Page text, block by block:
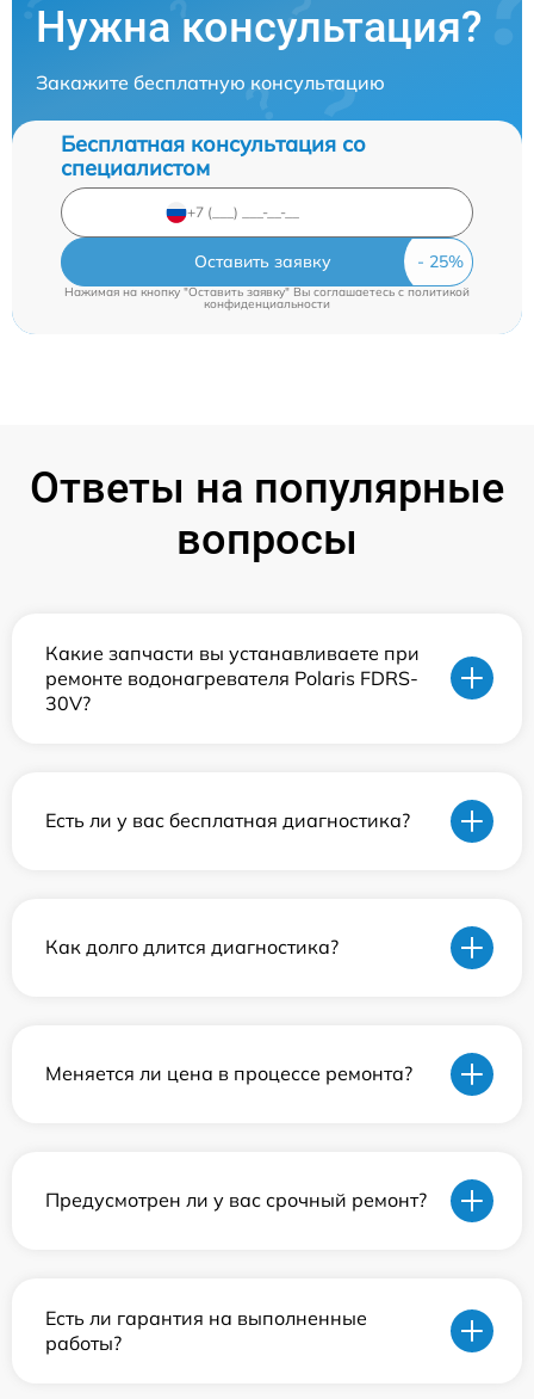
Нужна консультация?
Закажите бесплатную консультацию
Бесплатная консультация со
специалистом
Оставить заявку
Нажимая на кнопку "Оставить заявку" Вы соглашаетесь cполитикой
конфиденциальности
Ответы на популярные
вопросы
Какие запчасти вы устанавливаете при
ремонте водонагревателя Polaris FDRS-
30V?
Есть ли у вас бесплатная диагностика?
Как долго длится диагностика?
Меняется ли цена в процессе ремонта?
Предусмотрен ли у вас срочный ремонт?
Есть ли гарантия на выполненные
работы?